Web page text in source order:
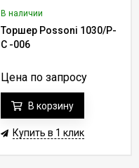
В наличии
Торшер Possoni 1030/P-
C -006
Цена по запросу
В корзину
Купить в 1 клик